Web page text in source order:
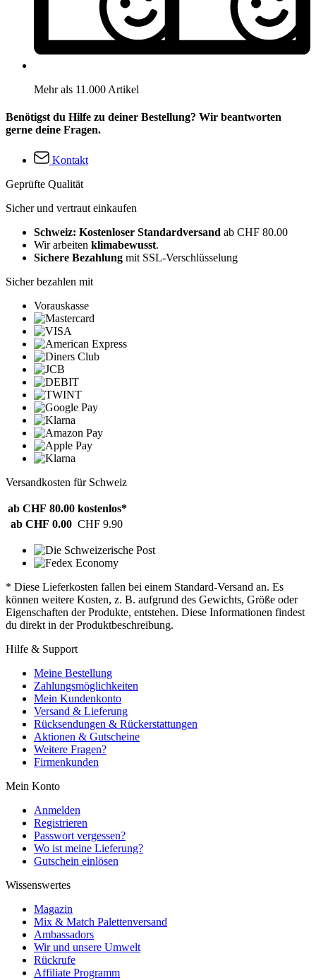
Mehr als 11.000 Artikel
Benötigst du Hilfe zu deiner Bestellung? Wir beantworten
gerne deine Fragen.
Kontakt
Geprüfte Qualität
Sicher und vertraut einkaufen
Schweiz: Kostenloser Standardversand ab CHF 80.00
Wir arbeiten klimabewusst.
Sichere Bezahlung mit SSL-Verschlüsselung
Sicher bezahlen mit
Vorauskasse
Versandkosten für Schweiz
ab CHF 80.00 kostenlos*
ab CHF 0.00 CHF 9.90
* Diese Lieferkosten fallen bei einem Standard-Versand an. Es
können weitere Kosten, z. B. aufgrund des Gewichts, Größe oder
Eigenschaften der Produkte, entstehen. Diese Informationen findest
du direkt in der Produktbeschreibung.
Hilfe & Support
Meine Bestellung
Zahlungsmöglichkeiten
Mein Kundenkonto
Versand & Lieferung
Rücksendungen & Rückerstattungen
Aktionen & Gutscheine
Weitere Fragen?
Firmenkunden
Mein Konto
Anmelden
Registrieren
Passwort vergessen?
Wo ist meine Lieferung?
Gutschein einlösen
Wissenswertes
Magazin
Mix & Match Palettenversand
Ambassadors
Wir und unsere Umwelt
Rückrufe
Affiliate Programm